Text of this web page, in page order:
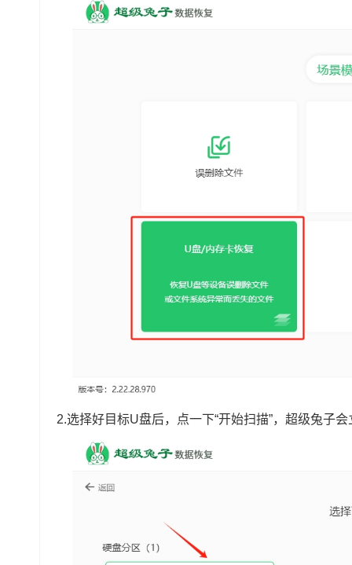
2.选择好目标U盘后，点一下“开始扫描”，超级兔子